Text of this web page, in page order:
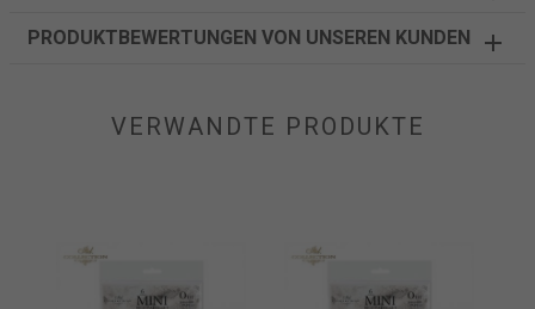
PRODUKTBEWERTUNGEN VON UNSEREN KUNDEN
VERWANDTE PRODUKTE